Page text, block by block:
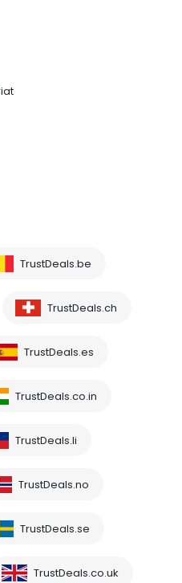
TrustDeals.be
TrustDeals.ch
TrustDeals.es
TrustDeals.co.in
TrustDeals.li
TrustDeals.no
TrustDeals.se
TrustDeals.co.uk